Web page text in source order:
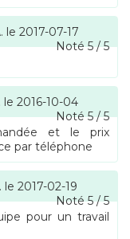
le 2017-07-17
Noté5/5
le 2016-10-04
Noté5/5
et le prix
par téléphone
le 2017-02-19
Noté5/5
pour un travail